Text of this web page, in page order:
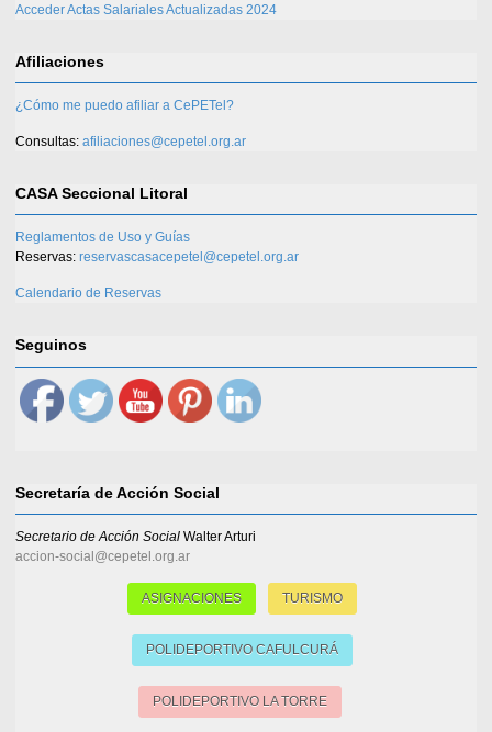
Acceder Actas Salariales Actualizadas 2024
Afiliaciones
¿Cómo me puedo afiliar a CePETel?
Consultas: afiliaciones@cepetel.org.ar
CASA Seccional Litoral
Reglamentos de Uso y Guías
Reservas: reservascasacepetel@cepetel.org.ar
Calendario de Reservas
Seguinos
Secretaría de Acción Social
Secretario de Acción Social Walter Arturi
accion-social@cepetel.org.ar
ASIGNACIONES TURISMO
POLIDEPORTIVO CAFULCURÁ
POLIDEPORTIVO LA TORRE